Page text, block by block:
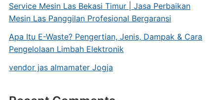
Service Mesin Las Bekasi Timur | Jasa Perbaikan
Mesin Las Panggilan Profesional Bergaransi
Apa Itu E-Waste? Pengertian, Jenis, Dampak & Cara
Pengelolaan Limbah Elektronik
vendor jas almamater Jogja